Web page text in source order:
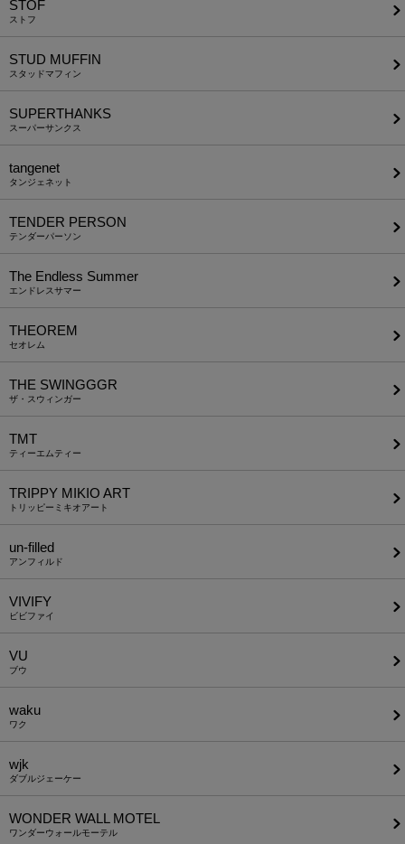
STOF
ストフ
STUD MUFFIN
スタッドマフィン
SUPERTHANKS
スーパーサンクス
tangenet
タンジェネット
TENDER PERSON
テンダーパーソン
The Endless Summer
エンドレスサマー
THEOREM
セオレム
THE SWINGGGR
ザ・スウィンガー
TMT
ティーエムティー
TRIPPY MIKIO ART
トリッピーミキオアート
un-filled
アンフィルド
VIVIFY
ビビファイ
VU
ブウ
waku
ワク
wjk
ダブルジェーケー
WONDER WALL MOTEL
ワンダーウォールモーテル